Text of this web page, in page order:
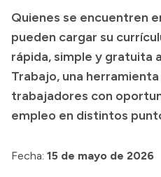
Boletín Oficial
Compras y licitaciones
Consulta de expedientes
Consulta de pago a
Convocatorias
Quienes se encuentren
pueden cargar su
rápida, simple y gratuita
Trabajo, una
trabajadores con
empleo en distintos
Fecha: 15 de mayo de 2026